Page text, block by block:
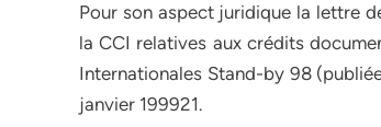
Pour son aspect juridique la lettre
la CCI relatives aux crédits
Internationales Stand-by 98
janvier 199921.